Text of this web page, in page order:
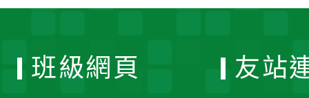
班級網頁 友站